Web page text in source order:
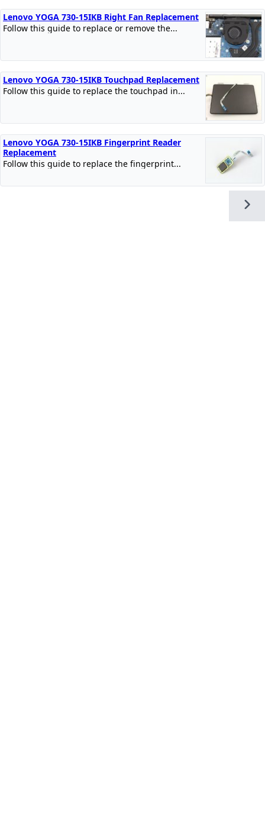
Lenovo YOGA 730-15IKB Right Fan Replacement
Follow this guide to replace or remove the...
Lenovo YOGA 730-15IKB Touchpad Replacement
Follow this guide to replace the touchpad in...
Lenovo YOGA 730-15IKB Fingerprint Reader
Replacement
Follow this guide to replace the fingerprint...